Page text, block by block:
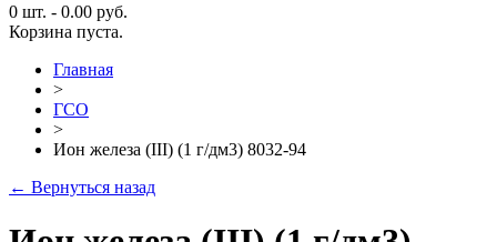
0 шт. - 0.00 руб.
Корзина пуста.
Главная
>
ГСО
>
Ион железа (III) (1 г/дм3) 8032-94
← Вернуться назад